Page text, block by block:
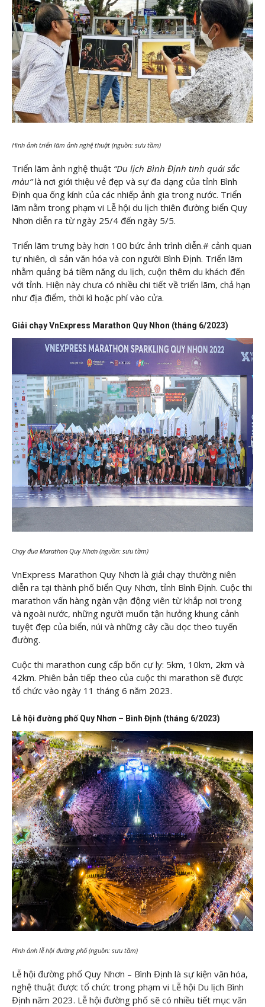
Hình ảnh triển lãm ảnh nghệ thuật (nguồn: sưu tầm)
Triển lãm ảnh nghệ thuật “Du lịch Bình Định tinh quái sắc
màu” là nơi giới thiệu vẻ đẹp và sự đa dạng của tỉnh Bình
Định qua ống kính của các nhiếp ảnh gia trong nước. Triển
lãm nằm trong phạm vi Lễ hội du lịch thiên đường biển Quy
Nhơn diễn ra từ ngày 25/4 đến ngày 5/5.
Triển lãm trưng bày hơn 100 bức ảnh trình diễn.# cảnh quan
tự nhiên, di sản văn hóa và con người Bình Định. Triển lãm
nhằm quảng bá tiềm năng du lịch, cuộn thêm du khách đến
với tỉnh. Hiện này chưa có nhiều chi tiết về triển lãm, chả hạn
như địa điểm, thời kì hoặc phí vào cửa.
Giải chạy VnExpress Marathon Quy Nhon (tháng 6/2023)
Chạy đua Marathon Quy Nhơn (nguồn: sưu tầm)
VnExpress Marathon Quy Nhơn là giải chạy thường niên
diễn ra tại thành phố biển Quy Nhơn, tỉnh Bình Định. Cuộc thi
marathon vấn hàng ngàn vận động viên từ khắp nơi trong
và ngoài nước, những người muốn tận hưởng khung cảnh
tuyệt đẹp của biển, núi và những cây cầu dọc theo tuyến
đường.
Cuộc thi marathon cung cấp bốn cự ly: 5km, 10km, 2km và
42km. Phiên bản tiếp theo của cuộc thi marathon sẽ được
tổ chức vào ngày 11 tháng 6 năm 2023.
Lễ hội đường phố Quy Nhơn – Bình Định (tháng 6/2023)
Hình ảnh lễ hội đường phố (nguồn: sưu tầm)
Lễ hội đường phố Quy Nhơn – Bình Định là sự kiện văn hóa,
nghệ thuật được tổ chức trong phạm vi Lễ hội Du lịch Bình
Định năm 2023. Lễ hội đường phố sẽ có nhiều tiết mục văn